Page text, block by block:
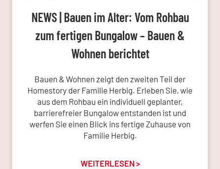
NEWS | Bauen im Alter: Vom Rohbau
zum fertigen Bungalow – Bauen &
Wohnen berichtet
Bauen & Wohnen zeigt den zweiten Teil der
Homestory der Familie Herbig. Erleben Sie, wie
aus dem Rohbau ein individuell geplanter,
barrierefreier Bungalow entstanden ist und
werfen Sie einen Blick ins fertige Zuhause von
Familie Herbig.
WEITERLESEN >